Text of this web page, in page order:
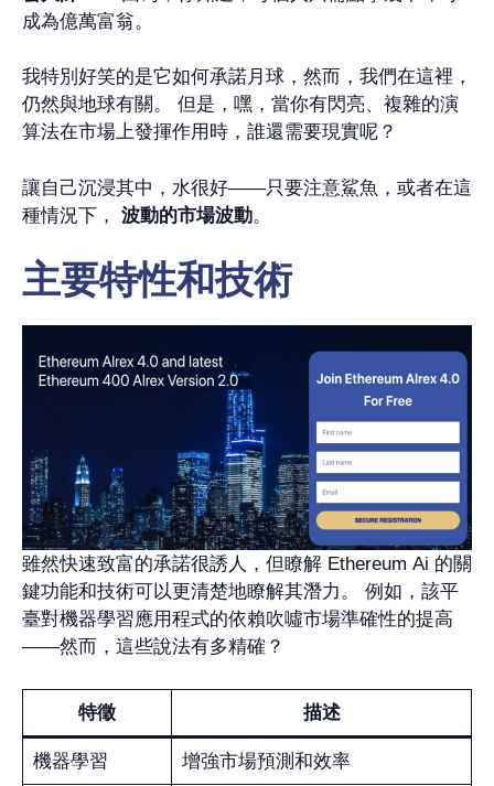
成為億萬富翁。
我特別好笑的是它如何承諾月球，然而，我們在這裡，
仍然與地球有關。 但是，嘿，當你有閃亮、複雜的演
算法在市場上發揮作用時，誰還需要現實呢？
讓自己沉浸其中，水很好——只要注意鯊魚，或者在這
種情況下， 波動的市場波動。
主要特性和技術
雖然快速致富的承諾很誘人，但瞭解 Ethereum Ai 的關
鍵功能和技術可以更清楚地瞭解其潛力。 例如，該平
臺對機器學習應用程式的依賴吹噓市場準確性的提高
——然而，這些說法有多精確？
特徵 描述
機器學習 增強市場預測和效率